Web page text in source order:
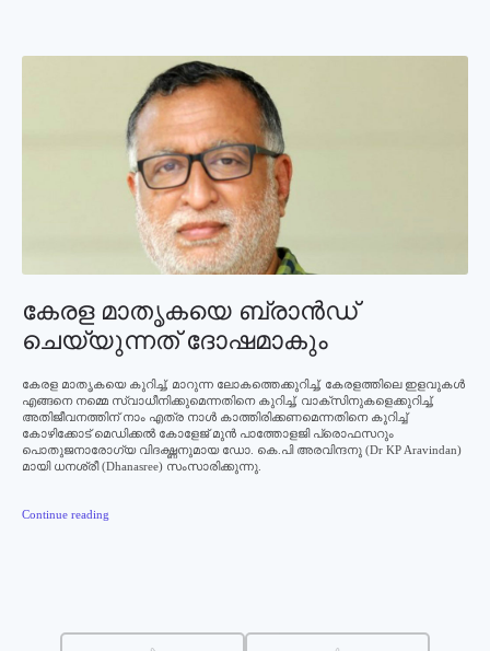
കേരള മാതൃകയെ ബ്രാന്‍ഡ്
ചെയ്യുന്നത് ദോഷമാകും
കേരള മാതൃകയെ കുറിച്ച്‌, മാറുന്ന ലോകത്തെക്കുറിച്ച്, കേരളത്തിലെ ഇളവുകള്‍
എങ്ങനെ നമ്മെ സ്വാധീനിക്കുമെന്നതിനെ കുറിച്ച്, വാക്സിനുകളെക്കുറിച്ച്,
അതിജീവനത്തിന് നാം എത്ര നാള്‍ കാത്തിരിക്കണമെന്നതിനെ കുറിച്ച്
കോഴിക്കോട് മെഡിക്കല്‍ കോളേജ് മുന്‍ പാത്തോളജി പ്രൊഫസറും
പൊതുജനാരോഗ്യ വിദഗ്ദ്ധനുമായ ഡോ. കെ.പി അരവിന്ദനു (Dr KP Aravindan)
മായി ധനശ്രീ (Dhanasree) സംസാരിക്കുന്നു.
Continue reading